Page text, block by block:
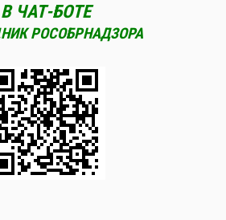
В ЧАТ-БОТЕ
РОСОБРНАДЗОРА